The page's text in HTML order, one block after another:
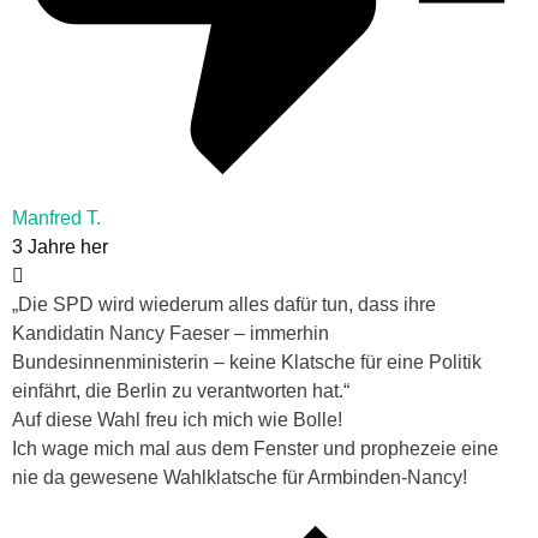
Manfred T.
3 Jahre her
„Die SPD wird wiederum alles dafür tun, dass ihre
Kandidatin Nancy Faeser – immerhin
Bundesinnenministerin – keine Klatsche für eine Politik
einfährt, die Berlin zu verantworten hat.“
Auf diese Wahl freu ich mich wie Bolle!
Ich wage mich mal aus dem Fenster und prophezeie eine
nie da gewesene Wahlklatsche für Armbinden-Nancy!